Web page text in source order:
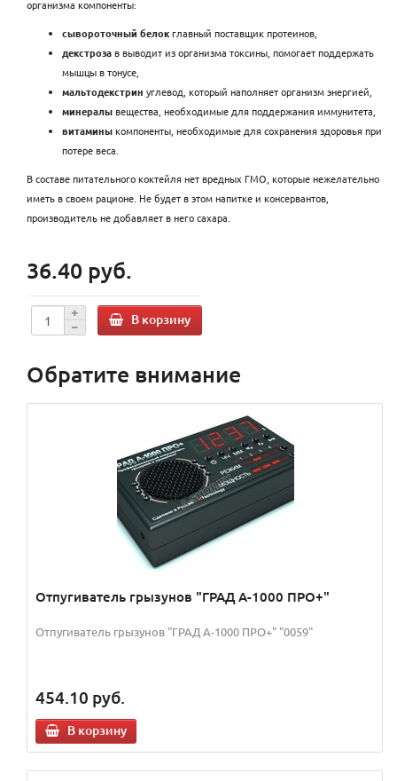
организма компоненты:
сывороточный белокглавный поставщик протеинов,
декстрозав выводит из организма токсины, помогает поддержать
мышцы в тонусе,
мальтодекстрин углевод, который наполняет организм энергией,
минералывещества, необходимые для поддержания иммунитета,
витаминыкомпоненты, необходимые для сохранения здоровья при
потере веса.
В составе питательного коктейля нет вредных ГМО, которые нежелательно
иметь в своем рационе. Не будет в этом напитке и консервантов,
производитель не добавляет в него сахара.
36.40 руб.
В корзину
Обратите внимание
Отпугиватель грызунов "ГРАД А-1000 ПРО+"
Отпугиватель грызунов "ГРАД А-1000 ПРО+" "0059"
454.10 руб.
В корзину